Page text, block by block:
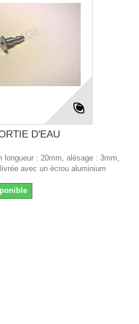
D'EAU
longueur : 20mm, alésage : 3mm,
avec un écrou aluminium